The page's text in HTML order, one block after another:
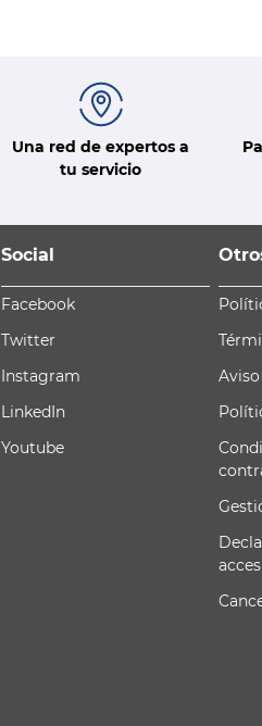
Una red de expertos a
tu servicio
Social
Facebook
Twitter
Instagram
LinkedIn
Youtube